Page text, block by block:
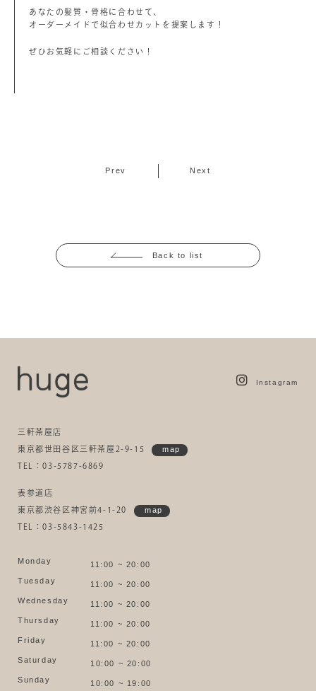
あなたの髪質・骨格に合わせて、
オーダーメイドで似合わせカットを提案します！
ぜひお気軽にご相談ください！
Prev Next
Back to list
Instagram
三軒茶屋店
東京都世田谷区三軒茶屋2-9-15 map
TEL：03-5787-6869
表参道店
東京都渋谷区神宮前4-1-20 map
TEL：03-5843-1425
Monday
11:00 ~ 20:00
Tuesday
11:00 ~ 20:00
Wednesday
11:00 ~ 20:00
Thursday
11:00 ~ 20:00
Friday
11:00 ~ 20:00
Saturday
10:00 ~ 20:00
Sunday
10:00 ~ 19:00